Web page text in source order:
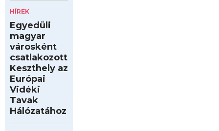
HÍREK
Egyedüli
magyar
városként
csatlakozott
Keszthely az
Európai
Vidéki
Tavak
Hálózatához